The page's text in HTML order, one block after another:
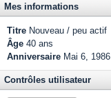
Mes informations
Titre Nouveau / peu actif
Âge 40 ans
Anniversaire Mai 6, 1986
Contrôles utilisateur